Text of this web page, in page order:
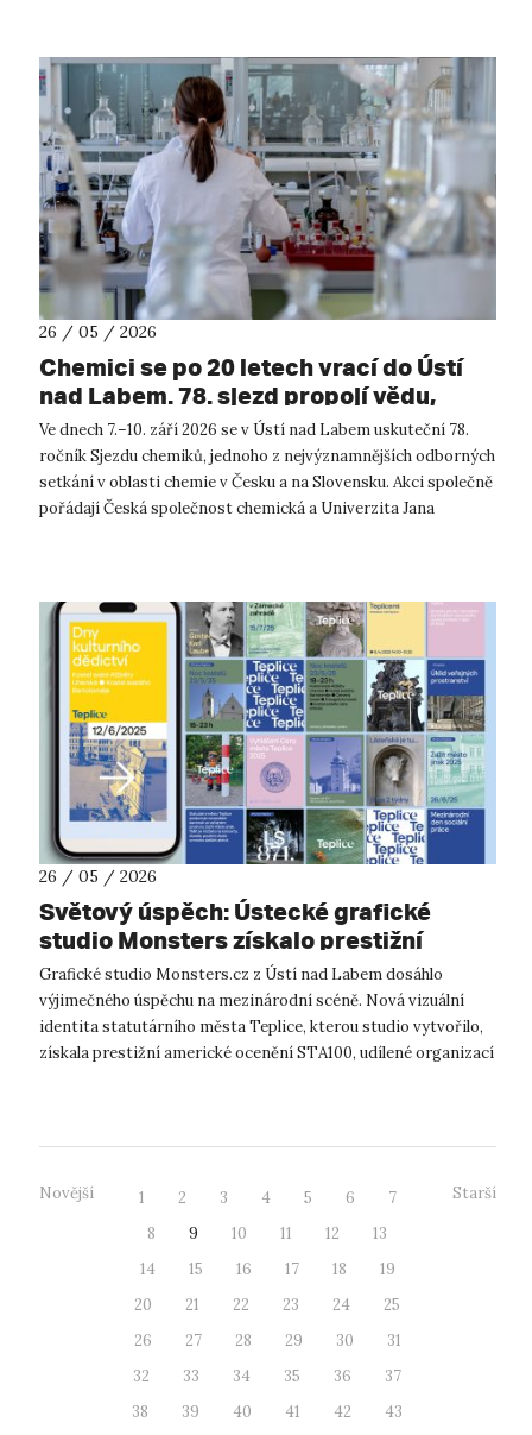
26 / 05 / 2026
Chemici se po 20 letech vrací do Ústí
nad Labem. 78. sjezd propojí vědu,
vzdělávání i průmysl.
Ve dnech 7.–10. září 2026 se v Ústí nad Labem uskuteční 78.
ročník Sjezdu chemiků, jednoho z nejvýznamnějších odborných
setkání v oblasti chemie v Česku a na Slovensku. Akci společně
pořádají Česká společnost chemická a Univerzita Jana
26 / 05 / 2026
Světový úspěch: Ústecké grafické
studio Monsters získalo prestižní
ocenění STA100 v Chicagu za novou
vizuální identitu Teplic. Stojí za nimi
akademici z UJEP
Grafické studio Monsters.cz z Ústí nad Labem dosáhlo
výjimečného úspěchu na mezinárodní scéně. Nová vizuální
identita statutárního města Teplice, kterou studio vytvořilo,
získala prestižní americké ocenění STA100, udílené organizací
Novější 1 2 3 4 5 6
7
8
9 10 11 12
13
14
15 16 17 18
19
20
21 22 23 24
25
26
27 28 29 30
31
32
33 34 35 36
37
38
39 40 41 42
43
Starší